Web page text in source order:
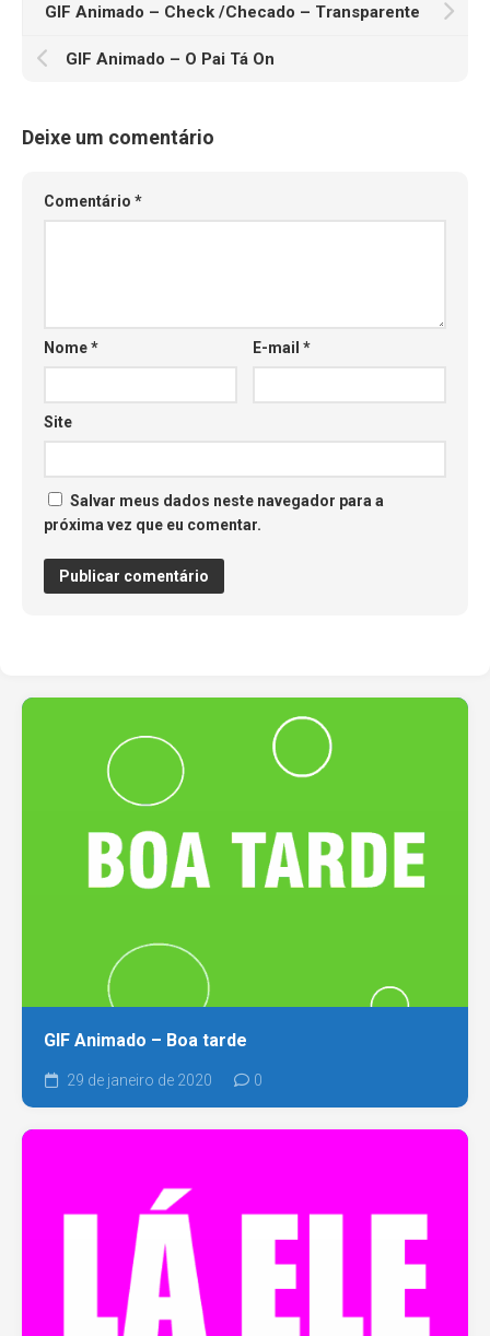
GIF Animado – Check /Checado – Transparente
GIF Animado – O Pai Tá On
Deixe um comentário
Comentário *
Nome* E-mail*
Site
Salvar meus dados neste navegador para a
próxima vez que eu comentar.
GIF Animado – Boa tarde
29 de janeiro de 2020 0